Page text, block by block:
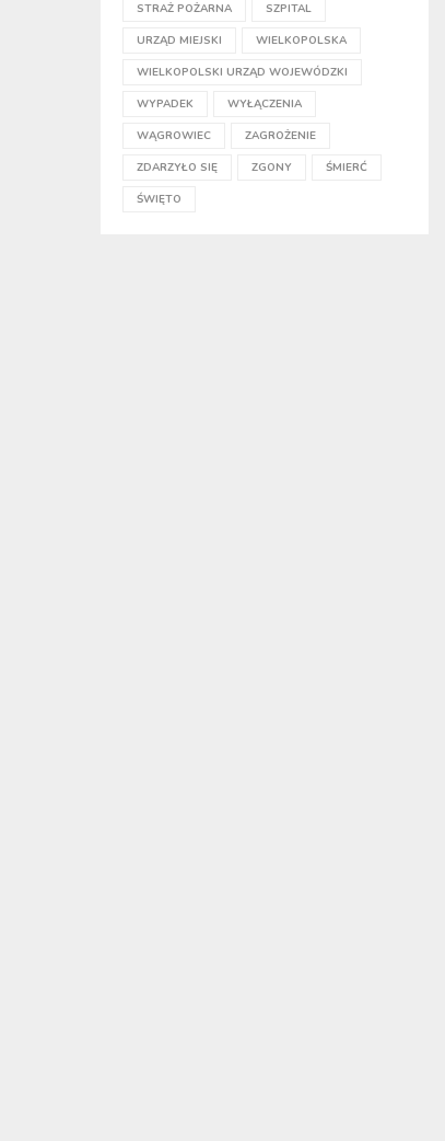
STRAŻ POŻARNA SZPITAL
URZĄD MIEJSKI WIELKOPOLSKA
WIELKOPOLSKI URZĄD WOJEWÓDZKI
WYPADEK WYŁĄCZENIA
WĄGROWIEC ZAGROŻENIE
ZDARZYŁO SIĘ ZGONY ŚMIERĆ
ŚWIĘTO